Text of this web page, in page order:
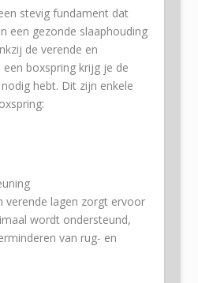
stevig fundament dat
een gezonde slaaphouding
de verende en
boxspring krijg je de
hebt. Dit zijn enkele
verende lagen zorgt ervoor
wordt ondersteund,
van rug- en